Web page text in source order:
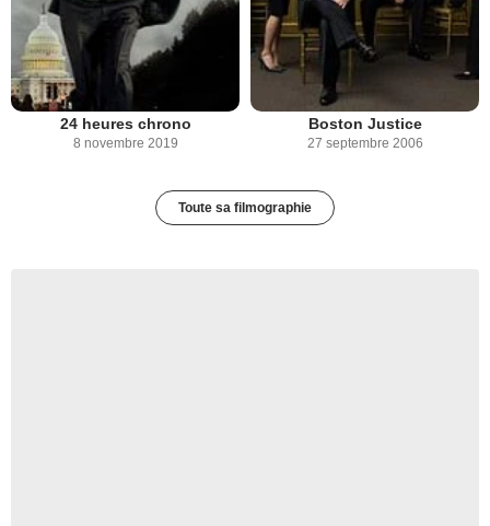
24 heures chrono
8 novembre 2019
Boston Justice
27 septembre 2006
Toute sa filmographie